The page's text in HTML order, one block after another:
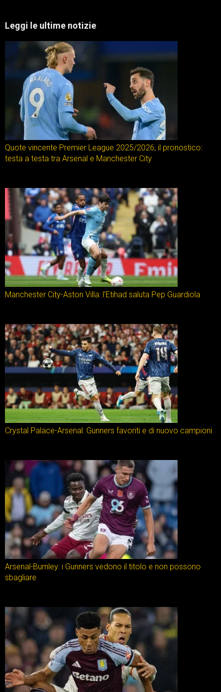
Leggi le ultime notizie
Quote vincente Premier League 2025/2026, il pronostico:
testa a testa tra Arsenal e Manchester City
Manchester City-Aston Villa: l’Etihad saluta Pep Guardiola
Crystal Palace-Arsenal: Gunners favoriti e di nuovo campioni
Arsenal-Burnley: i Gunners vedono il titolo e non possono
sbagliare